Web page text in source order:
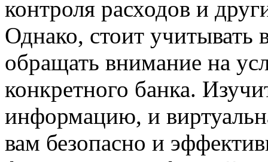
контроля расходов и
Однако, стоит учитывать
обращать внимание на
конкретного банка.
информацию, и
вам безопасно и